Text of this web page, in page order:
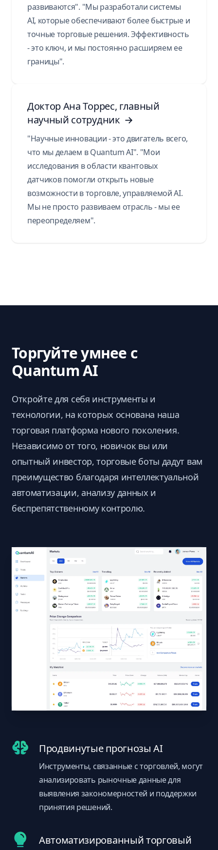
развиваются". "Мы разработали системы
AI, которые обеспечивают более быстрые и
точные торговые решения. Эффективность
- это ключ, и мы постоянно расширяем ее
границы".
Доктор Ана Торрес, главный
научный сотрудник →
"Научные инновации - это двигатель всего,
что мы делаем в Quantum AI". "Мои
исследования в области квантовых
датчиков помогли открыть новые
возможности в торговле, управляемой AI.
Мы не просто развиваем отрасль - мы ее
переопределяем".
Торгуйте умнее с
Quantum AI
Откройте для себя инструменты и
технологии, на которых основана наша
торговая платформа нового поколения.
Независимо от того, новичок вы или
опытный инвестор, торговые боты дадут вам
преимущество благодаря интеллектуальной
автоматизации, анализу данных и
беспрепятственному контролю.
Продвинутые прогнозы AI
Инструменты, связанные с торговлей, могут
анализировать рыночные данные для
выявления закономерностей и поддержки
принятия решений.
Автоматизированный торговый